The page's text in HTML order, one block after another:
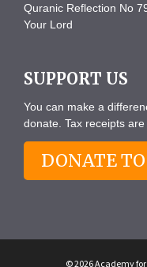
Quranic Reflection No
Your Lord
SUPPORT US
You can make a
donate. Tax receipts
DONATE
© 2026 Academy